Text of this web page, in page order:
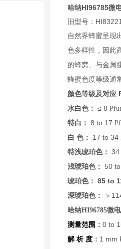
哈纳HI96785微
旧型号：
自然界蜂蜜呈现
色多样性，因此
的蜂窝、与金属
蜂蜜色度等级通
颜色等级及对应
水白色：
≤ 8
特白：8 to 17
白 色：
17 to 34
特浅琥珀色：34
浅琥珀色：50
琥珀色：85 to
深琥珀色：
＞
哈纳HI96785微
测量范围 ：0 to
解 析 度 ： 1 mm